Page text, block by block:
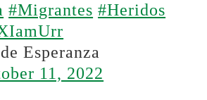
#Migrantes #Heridos
Esperanza
11, 2022